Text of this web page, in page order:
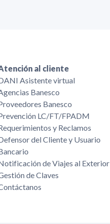
al cliente
Asistente virtual
Banesco
Banesco
LC/FT/FPADM
y Reclamos
del Cliente y Usuario
de Viajes al Exterior
de Claves